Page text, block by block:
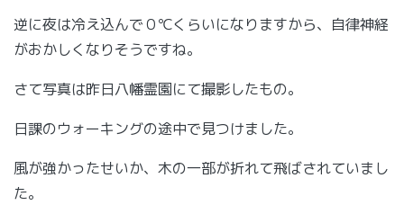
逆に夜は冷え込んで０℃くらいになりますから、自律神経
がおかしくなりそうですね。
さて写真は昨日八幡霊園にて撮影したもの。
日課のウォーキングの途中で見つけました。
風が強かったせいか、木の一部が折れて飛ばされていまし
た。